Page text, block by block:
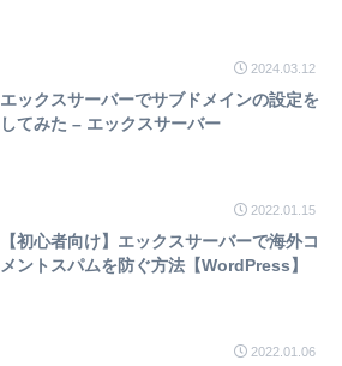
2024.03.12
エックスサーバーでサブドメインの設定を
してみた – エックスサーバー
2022.01.15
【初心者向け】エックスサーバーで海外コ
メントスパムを防ぐ方法【WordPress】
2022.01.06